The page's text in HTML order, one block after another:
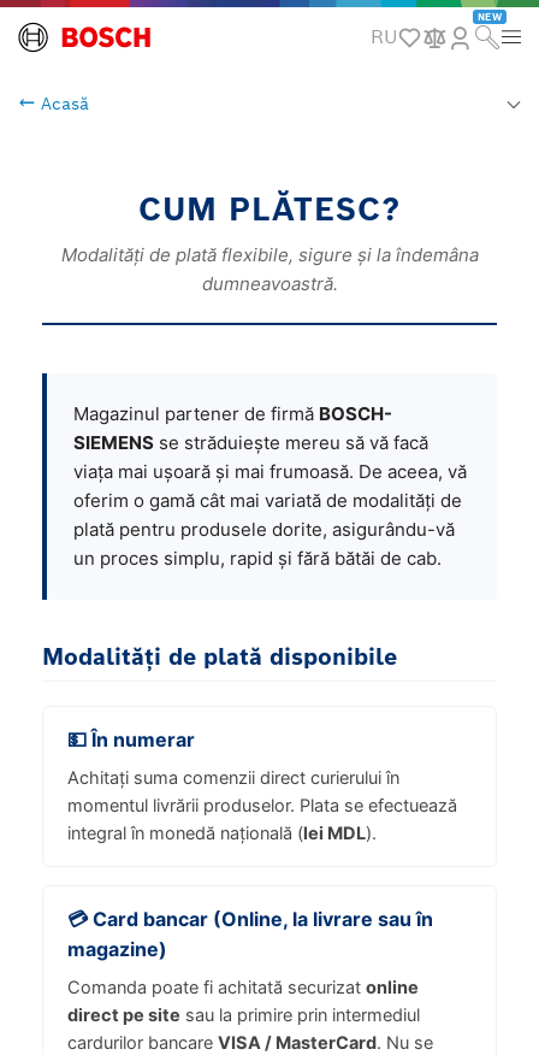
RU
NEW
Acasă
CUM PLĂTESC?
Modalități de plată flexibile, sigure și la îndemâna
dumneavoastră.
Magazinul partener de firmă BOSCH-
SIEMENS se străduiește mereu să vă facă
viața mai ușoară și mai frumoasă. De aceea, vă
oferim o gamă cât mai variată de modalități de
plată pentru produsele dorite, asigurându-vă
un proces simplu, rapid și fără bătăi de cab.
Modalități de plată disponibile
💵 În numerar
Achitați suma comenzii direct curierului în
momentul livrării produselor. Plata se efectuează
integral în monedă națională (lei MDL).
💳 Card bancar (Online, la livrare sau în
magazine)
Comanda poate fi achitată securizat online
direct pe site sau la primire prin intermediul
cardurilor bancare VISA / MasterCard. Nu se